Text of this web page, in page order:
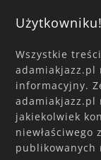
Użytkowniku!
Wszystkie
adamiakjazz.pl
informacyjny.
adamiakjazz.pl
jakiekolwiek
niewłaściwego
publikowanych